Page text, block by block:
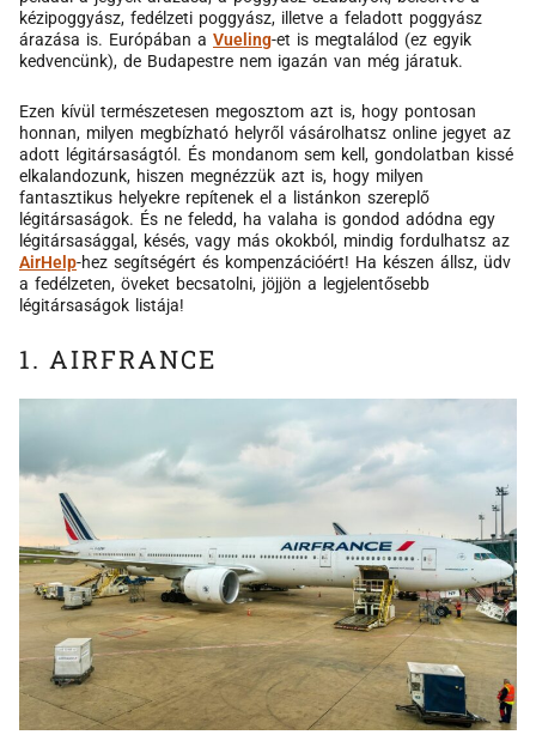
kézipoggyász, fedélzeti poggyász, illetve a feladott poggyász
árazása is. Európában a Vueling-et is megtalálod (ez egyik
kedvencünk), de Budapestre nem igazán van még járatuk.
Ezen kívül természetesen megosztom azt is, hogy pontosan
honnan, milyen megbízható helyről vásárolhatsz online jegyet az
adott légitársaságtól. És mondanom sem kell, gondolatban kissé
elkalandozunk, hiszen megnézzük azt is, hogy milyen
fantasztikus helyekre repítenek el a listánkon szereplő
légitársaságok. És ne feledd, ha valaha is gondod adódna egy
légitársasággal, késés, vagy más okokból, mindig fordulhatsz az
AirHelp-hez segítségért és kompenzációért! Ha készen állsz, üdv
a fedélzeten, öveket becsatolni, jöjjön a legjelentősebb
légitársaságok listája!
1. AIRFRANCE